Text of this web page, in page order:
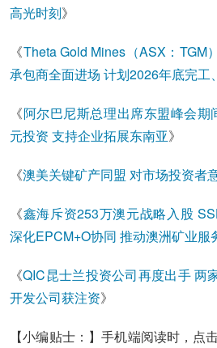
高光时刻》
《Theta Gold Mines（ASX：TGM
承包商全面进场 计划2026年底完工
《阿尔巴尼斯总理出席东盟峰会期
元投资 支持企业拓展东南亚》
《澳美关键矿产同盟 对市场投资者
《鑫海斥资253万澳元战略入股
深化EPCM+O协同 推动澳洲矿业服
《QIC昆士兰投资公司再度出手 两
开发公司获注资》
【小编贴士：】手机端阅读时，点